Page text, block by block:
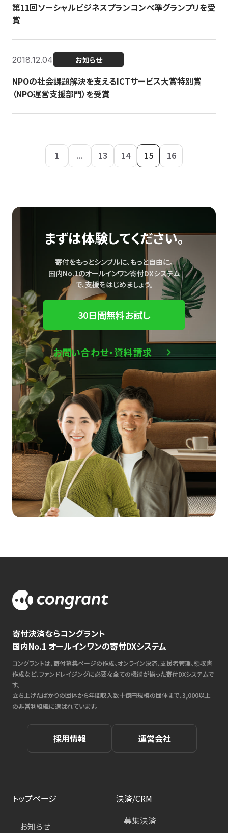
第11回ソーシャルビジネスプランコンペ準グランプリを受
賞
2018.12.04 お知らせ
NPOの社会課題解決を支えるICTサービス大賞特別賞
（NPO運営支援部門）を受賞
1 ... 13 14 15 16
まずは体験してください。
寄付をもっとシンプルに、もっと自由に。
国内No.1のオールインワン寄付DXシステム
で、支援をはじめましょう。
30日間無料お試し
お問い合わせ・資料請求
寄付決済ならコングラント
国内No.1 オールインワンの寄付DXシステム
コングラントは、寄付募集ページの作成、オンライン決済、支援者管理、領収書
作成など、ファンドレイジングに必要な全ての機能が揃った寄付DXシステムで
す。
立ち上げたばかりの団体から年間収入数十億円規模の団体まで、3,000以上
の非営利組織に選ばれています。
採用情報 運営会社
トップページ
お知らせ
決済/CRM
募集決済